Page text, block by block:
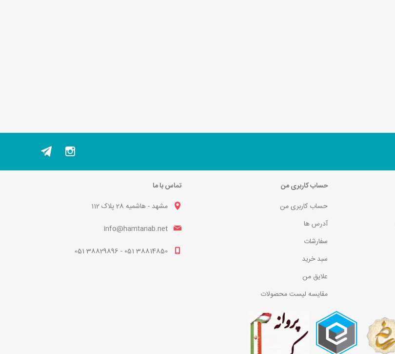
حساب کاربری من
حساب کاربری من
آدرس ها
سفارشات
سبد خرید
علایق من
مقایسه لیست محصولات
تماس با ما
مشهد - هاشمیه 28 پلاک 112
info@hamtanab.net
38814850 051 - 38829896 051